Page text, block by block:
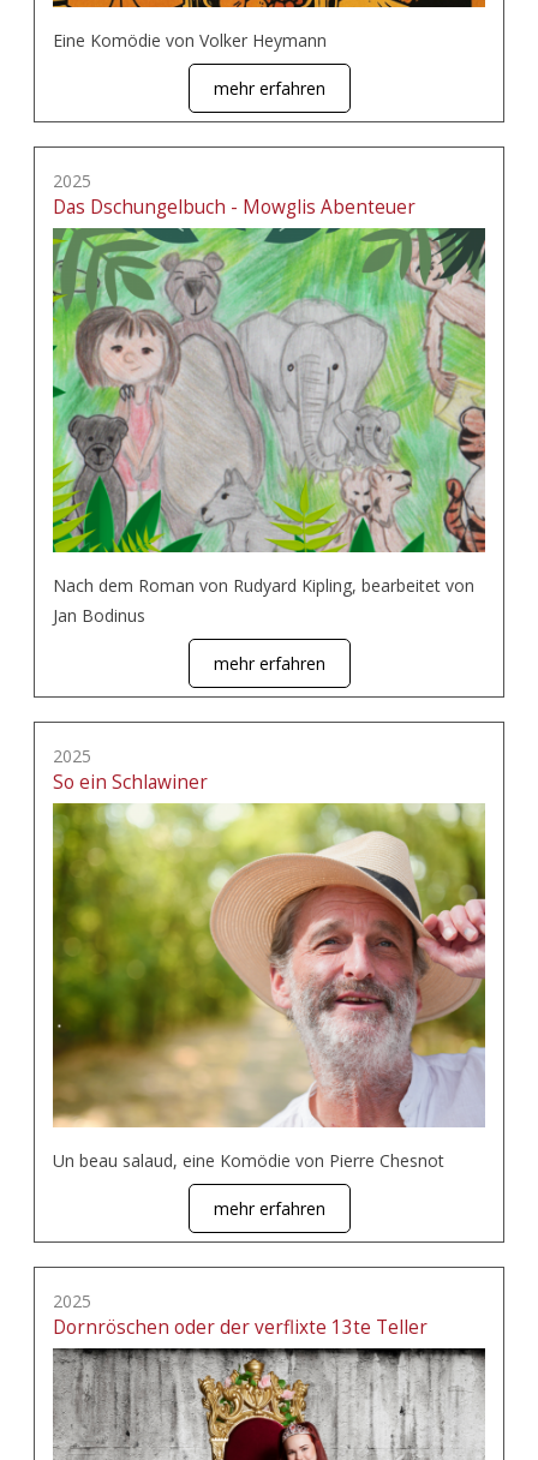
Eine Komödie von Volker Heymann
mehr erfahren
2025
Das Dschungelbuch - Mowglis Abenteuer
Nach dem Roman von Rudyard Kipling, bearbeitet von
Jan Bodinus
mehr erfahren
2025
So ein Schlawiner
Un beau salaud, eine Komödie von Pierre Chesnot
mehr erfahren
2025
Dornröschen oder der verflixte 13te Teller